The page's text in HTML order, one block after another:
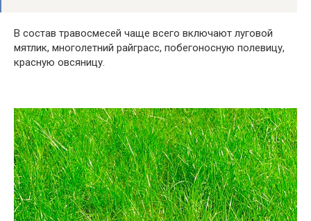
В состав травосмесей чаще всего включают луговой
мятлик, многолетний райграсс, побегоносную полевицу,
красную овсяницу.